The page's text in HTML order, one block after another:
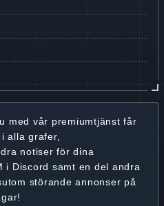
med vår premiumtjänst får
i alla grafer,
notiser för dina
i Discord samt en del andra
störande annonser på